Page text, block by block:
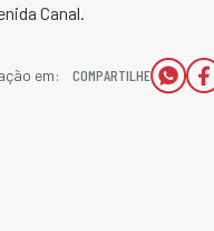
Canal.
em:
COMPARTILHE